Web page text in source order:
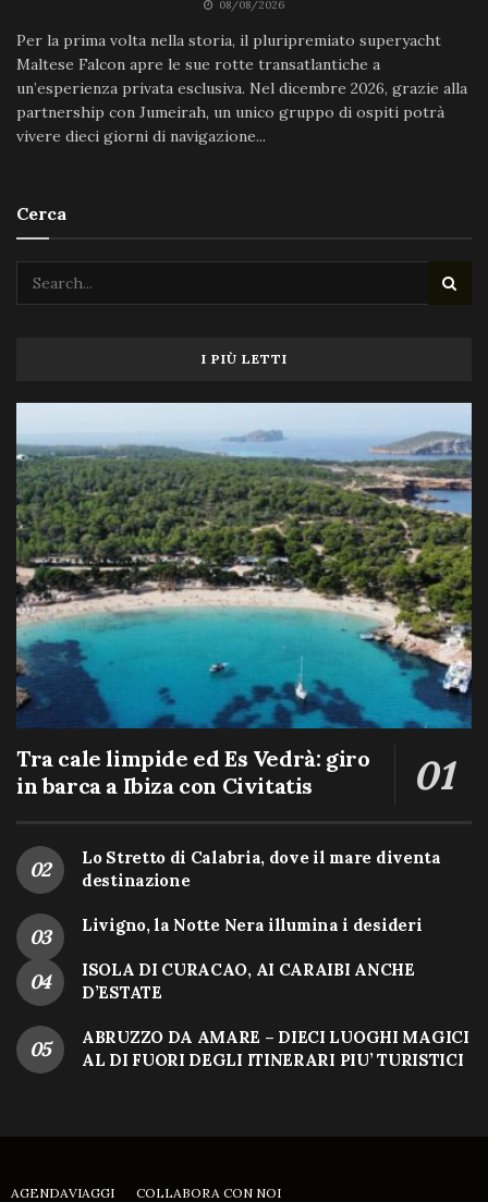
08/08/2026
Per la prima volta nella storia, il pluripremiato superyacht
Maltese Falcon apre le sue rotte transatlantiche a
un’esperienza privata esclusiva. Nel dicembre 2026, grazie alla
partnership con Jumeirah, un unico gruppo di ospiti potrà
vivere dieci giorni di navigazione...
Cerca
I PIÙ LETTI
Tra cale limpide ed Es Vedrà: giro
in barca a Ibiza con Civitatis
Lo Stretto di Calabria, dove il mare diventa
destinazione
Livigno, la Notte Nera illumina i desideri
ISOLA DI CURACAO, AI CARAIBI ANCHE
D’ESTATE
ABRUZZO DA AMARE – DIECI LUOGHI MAGICI
AL DI FUORI DEGLI ITINERARI PIU’ TURISTICI
AGENDAVIAGGI COLLABORA CON NOI